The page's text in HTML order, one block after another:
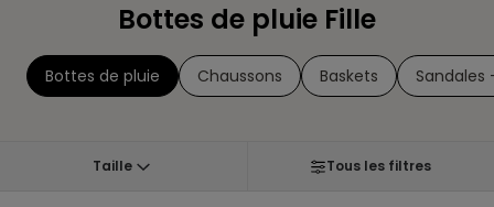
Bottes de pluie Fille
Bottes de pluie Chaussons Baskets Sandales
Taille Tous les filtres